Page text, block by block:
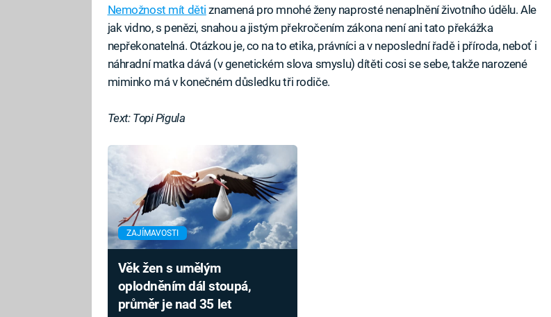
Nemožnost mít děti znamená pro mnohé ženy naprosté nenaplnění životního údělu. Ale
jak vidno, s penězi, snahou a jistým překročením zákona není ani tato překážka
nepřekonatelná. Otázkou je, co na to etika, právníci a v neposlední řadě i příroda, neboť i
náhradní matka dává (v genetickém slova smyslu) dítěti cosi se sebe, takže narozené
miminko má v konečném důsledku tři rodiče.
Text: Topi Pigula
ZAJÍMAVOSTI
Věk žen s umělým
oplodněním dál stoupá,
průměr je nad 35 let